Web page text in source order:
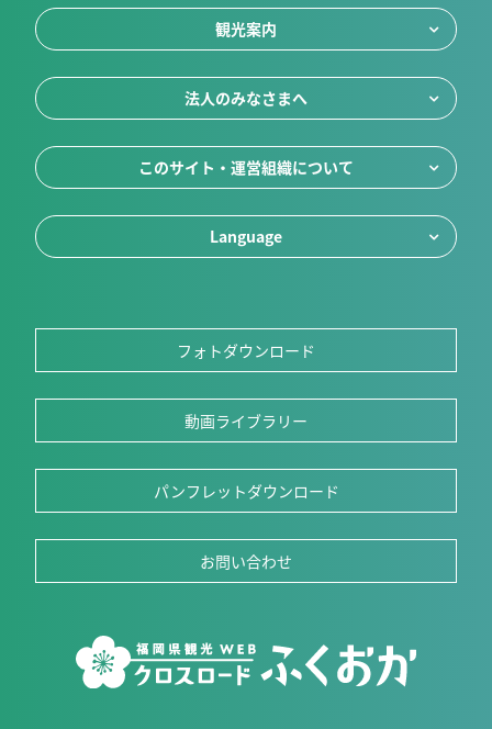
観光案内
法人のみなさまへ
このサイト・運営組織について
Language
フォトダウンロード
動画ライブラリー
パンフレットダウンロード
お問い合わせ